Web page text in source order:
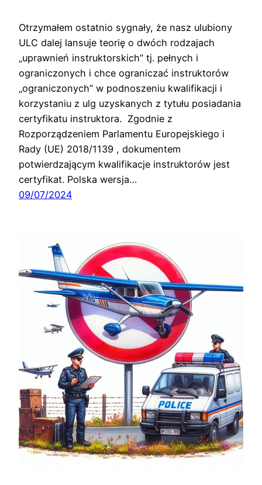
Otrzymałem ostatnio sygnały, że nasz ulubiony
ULC dalej lansuje teorię o dwóch rodzajach
„uprawnień instruktorskich” tj. pełnych i
ograniczonych i chce ograniczać instruktorów
„ograniczonych” w podnoszeniu kwalifikacji i
korzystaniu z ulg uzyskanych z tytułu posiadania
certyfikatu instruktora. Zgodnie z
Rozporządzeniem Parlamentu Europejskiego i
Rady (UE) 2018/1139 , dokumentem
potwierdzającym kwalifikacje instruktorów jest
certyfikat. Polska wersja…
09/07/2024